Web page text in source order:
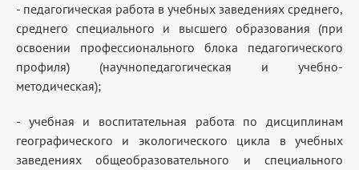
- педагогическая работа в учебных заведениях среднего,
среднего специального и высшего образования (при
освоении профессионального блока педагогического
профиля) (научнопедагогическая и учебно-
методическая);
- учебная и воспитательная работа по дисциплинам
географического и экологического цикла в учебных
заведениях общеобразовательного и специального